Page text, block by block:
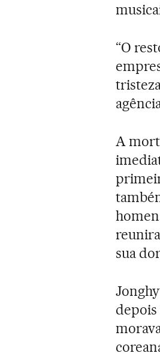
“O
A
sua